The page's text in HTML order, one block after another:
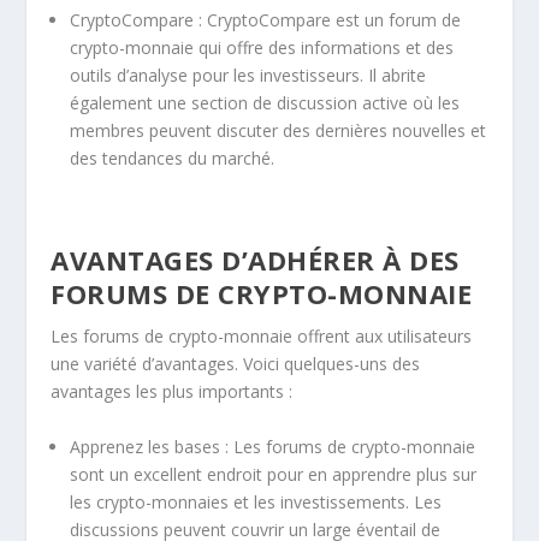
CryptoCompare : CryptoCompare est un forum de
crypto-monnaie qui offre des informations et des
outils d’analyse pour les investisseurs. Il abrite
également une section de discussion active où les
membres peuvent discuter des dernières nouvelles et
des tendances du marché.
AVANTAGES D’ADHÉRER À DES
FORUMS DE CRYPTO-MONNAIE
Les forums de crypto-monnaie offrent aux utilisateurs
une variété d’avantages. Voici quelques-uns des
avantages les plus importants :
Apprenez les bases : Les forums de crypto-monnaie
sont un excellent endroit pour en apprendre plus sur
les crypto-monnaies et les investissements. Les
discussions peuvent couvrir un large éventail de